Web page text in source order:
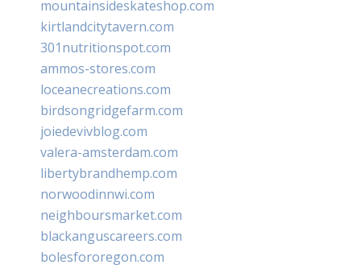
mountainsideskateshop.com
kirtlandcitytavern.com
301nutritionspot.com
ammos-stores.com
loceanecreations.com
birdsongridgefarm.com
joiedevivblog.com
valera-amsterdam.com
libertybrandhemp.com
norwoodinnwi.com
neighboursmarket.com
blackanguscareers.com
bolesfororegon.com